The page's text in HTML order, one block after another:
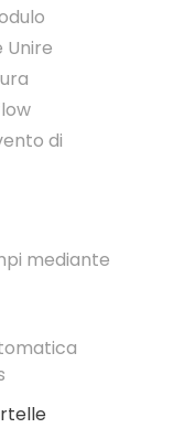
Unire
di
mediante